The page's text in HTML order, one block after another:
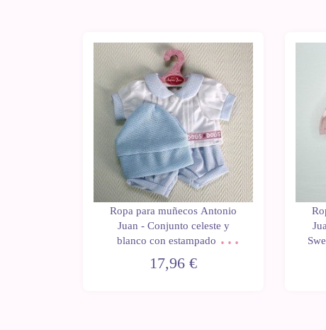
Ropa para muñecos Antonio
Juan - Conjunto celeste y
blanco con estampado de
40-42 cm
17,96 €